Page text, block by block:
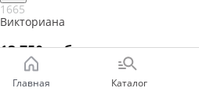
1665
Викториана
13 750 руб.
ДОБАВИТЬ
Главная Каталог